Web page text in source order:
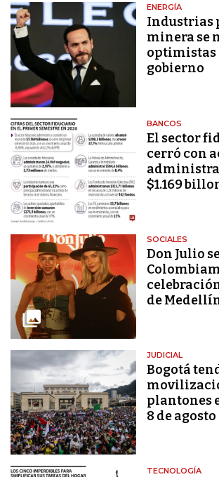
ENERGÍA
Industrias
minera se
optimistas
gobierno
BANCOS
El sector
cerró con
$1.169
SOCIALES
Don Julio
de
JUDICIAL
Bogotá
plantones
8 de agosto
TECNOLOGÍA